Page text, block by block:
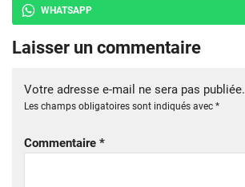
WHATSAPP
Laisser un commentaire
Votre adresse e-mail ne sera pas publiée.
Les champs obligatoires sont indiqués avec *
Commentaire *